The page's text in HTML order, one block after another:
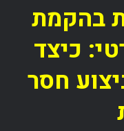
בהקמת
כיצד
חסר